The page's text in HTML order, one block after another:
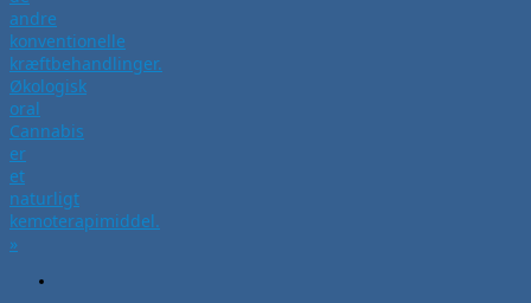
andre
konventionelle
kræftbehandlinger.
Økologisk
oral
Cannabis
er
et
naturligt
kemoterapimiddel.
»